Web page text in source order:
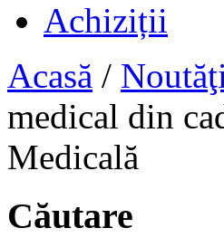
Achiziții
Acasă /
medical din
Medicală
Căutare